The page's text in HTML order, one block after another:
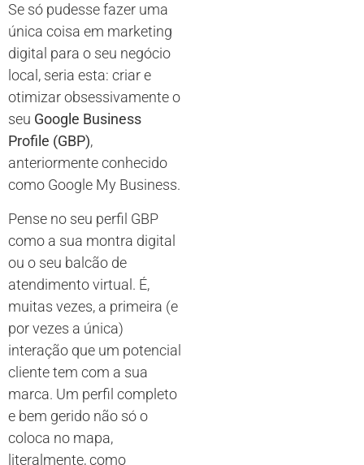
Se só pudesse fazer uma
única coisa em marketing
digital para o seu negócio
local, seria esta: criar e
otimizar obsessivamente o
seu Google Business
Profile (GBP),
anteriormente conhecido
como Google My Business.
Pense no seu perfil GBP
como a sua montra digital
ou o seu balcão de
atendimento virtual. É,
muitas vezes, a primeira (e
por vezes a única)
interação que um potencial
cliente tem com a sua
marca. Um perfil completo
e bem gerido não só o
coloca no mapa,
literalmente, como